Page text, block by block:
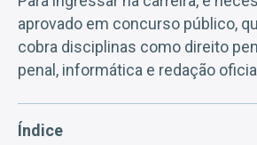
aprovado em concurso público,
cobra disciplinas como direito
penal, informática e redação
Índice